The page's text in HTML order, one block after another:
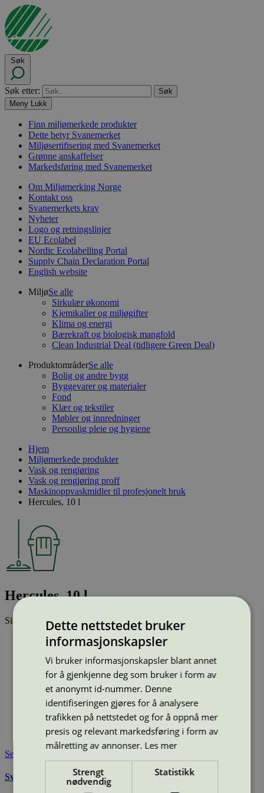
Søk
Søk etter:
Meny Lukk
Finn miljømerkede produkter
Dette betyr Svanemerket
Miljøsertifisering med Svanemerket
Grønne anskaffelser
Markedsføring med Svanemerket
Om Miljømerking Norge
Kontakt oss
Svanemerkets krav
Nyheter
Logo og retningslinjer
EU Ecolabel
Nordic Ecolabelling Portal
Supply Chain Declaration Portal
English website
MiljøSe alle
Sirkulær økonomi
Kjemikalier og miljøgifter
Klima og energi
Bærekraft og biologisk mangfold
Clean Industrial Deal (tidligere Green Deal)
ProduktområderSe alle
Bolig og andre bygg
Byggevarer og materialer
Fond
Klær og tekstiler
Møbler og innredninger
Personlig pleie og hygiene
Hjem
Miljømerkede produkter
Vask og rengjøring
Vask og rengjøring proff
Maskinoppvaskmidler til profesjonelt bruk
Hercules, 10 l
Hercules, 10 l
Sist oppdatert
23 jan 2026
Type: Maskinoppvaskmidler til profesjonelt bruk
3080 0008
Svanemerket
Merkevare: REKAL
Merkevare nettside: https://www.rekal.se/
Lisensinnehaver: Rekal Svenska AB
Lisensinnehaver nettside:
https://www.rekal.se/
Tilgjengelig i:
Island, Norge, Sverige, Finland, Danmark,
Utenfor Norden
Se også
Svanemerkets krav til maskinoppvask for profesjonell bruk
Dette nettstedet bruker
informasjonskapsler
Vi bruker informasjonskapsler blant annet
for å gjenkjenne deg som bruker i form av
et anonymt id-nummer. Denne
identifiseringen gjøres for å analysere
trafikken på nettstedet og for å oppnå mer
presis og relevant markedsføring i form av
målretting av annonser. Les mer
Strengt
nødvendig
Statistikk